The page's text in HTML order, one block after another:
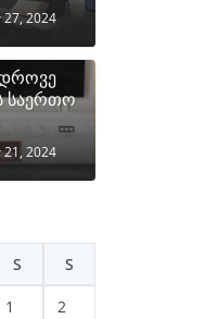
2024
საერთო
2024
S S
1 2